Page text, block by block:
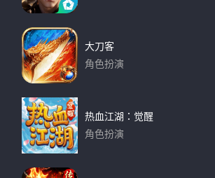
大刀客
角色扮演
热血江湖：觉醒
角色扮演